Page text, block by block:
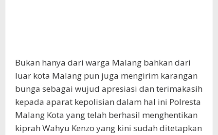
Bukan hanya dari warga Malang bahkan dari
luar kota Malang pun juga mengirim karangan
bunga sebagai wujud apresiasi dan terimakasih
kepada aparat kepolisian dalam hal ini Polresta
Malang Kota yang telah berhasil menghentikan
kiprah Wahyu Kenzo yang kini sudah ditetapkan